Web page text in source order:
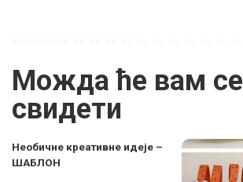
Можда ће вам се
свидети
Необичне креативне идеје –
ШАБЛОН